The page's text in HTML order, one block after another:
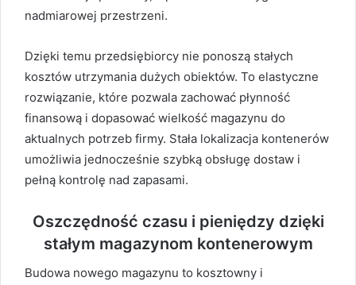
nadmiarowej przestrzeni.
Dzięki temu przedsiębiorcy nie ponoszą stałych
kosztów utrzymania dużych obiektów. To elastyczne
rozwiązanie, które pozwala zachować płynność
finansową i dopasować wielkość magazynu do
aktualnych potrzeb firmy. Stała lokalizacja kontenerów
umożliwia jednocześnie szybką obsługę dostaw i
pełną kontrolę nad zapasami.
Oszczędność czasu i pieniędzy dzięki
stałym magazynom kontenerowym
Budowa nowego magazynu to kosztowny i